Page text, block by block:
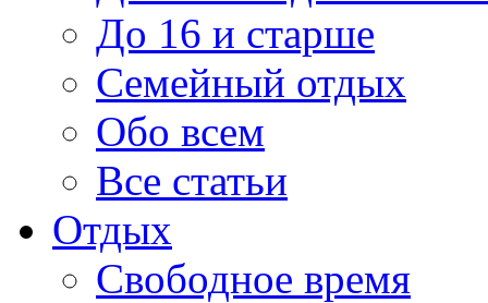
До 16 и старше
Семейный отдых
Обо всем
Все статьи
Отдых
Свободное время